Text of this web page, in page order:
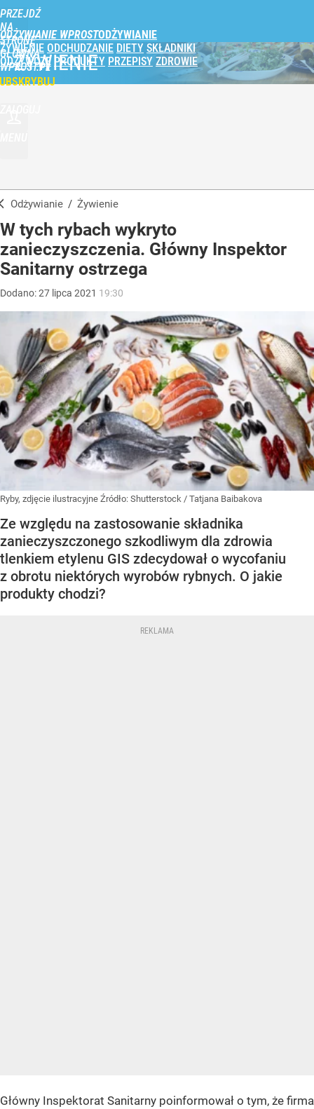
PRZEJDŹ
NA
STRONĘ
GŁÓWNĄ
WPROST.PL
ODŻYWIANIE WPROST
ŻYWIENIE ODCHUDZANIE DIETY SKŁADNIKI
ODŻYWCZE PRODUKTY PRZEPISY ZDROWIE
ŻYWIENIE
Odżywianie / Żywienie
W tych rybach wykryto
zanieczyszczenia. Główny Inspektor
Sanitarny ostrzega
Dodano:27 lipca 2021 19:30
Ryby, zdjęcie ilustracyjne Źródło: Shutterstock / Tatjana Baibakova
Ze względu na zastosowanie składnika
zanieczyszczonego szkodliwym dla zdrowia
tlenkiem etylenu GIS zdecydował o wycofaniu
z obrotu niektórych wyrobów rybnych. O jakie
produkty chodzi?
Główny Inspektorat Sanitarny poinformował o tym, że firma